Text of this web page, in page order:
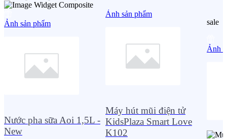
Ảnh sản phẩm
Nước pha sữa Aoi 1,5L -
New
Ảnh sản phẩm
Máy hút mũi điện tử
KidsPlaza Smart Love
K102
sale
Ảnh